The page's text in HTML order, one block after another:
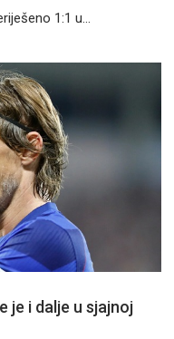
1:1 u...
je i dalje u sjajnoj